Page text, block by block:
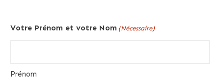
Votre Prénom et votre Nom (Nécessaire)
Prénom